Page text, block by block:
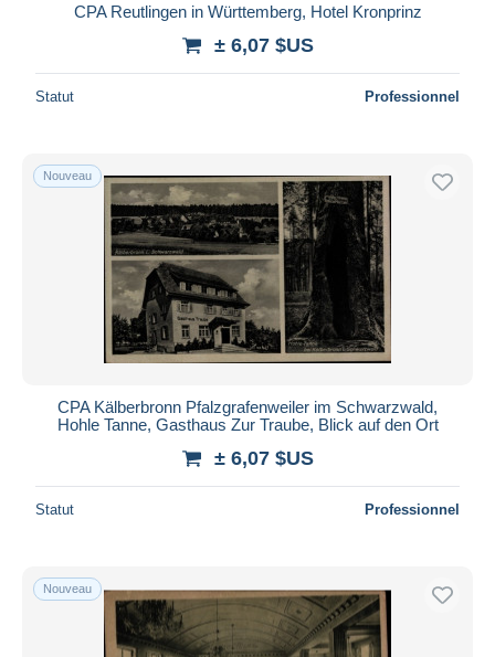
CPA Reutlingen in Württemberg, Hotel Kronprinz
± 6,07 $US
Statut Professionnel
Nouveau
CPA Kälberbronn Pfalzgrafenweiler im Schwarzwald,
Hohle Tanne, Gasthaus Zur Traube, Blick auf den Ort
± 6,07 $US
Statut Professionnel
Nouveau